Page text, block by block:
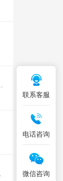
联系客服
电话咨询
微信咨询